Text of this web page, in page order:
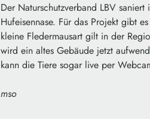
Der Naturschutzverband LBV
Hufeisennase. Für das Projekt gibt
kleine Fledermausart gilt in der
wird ein altes Gebäude jetzt
kann die Tiere sogar live per
mso